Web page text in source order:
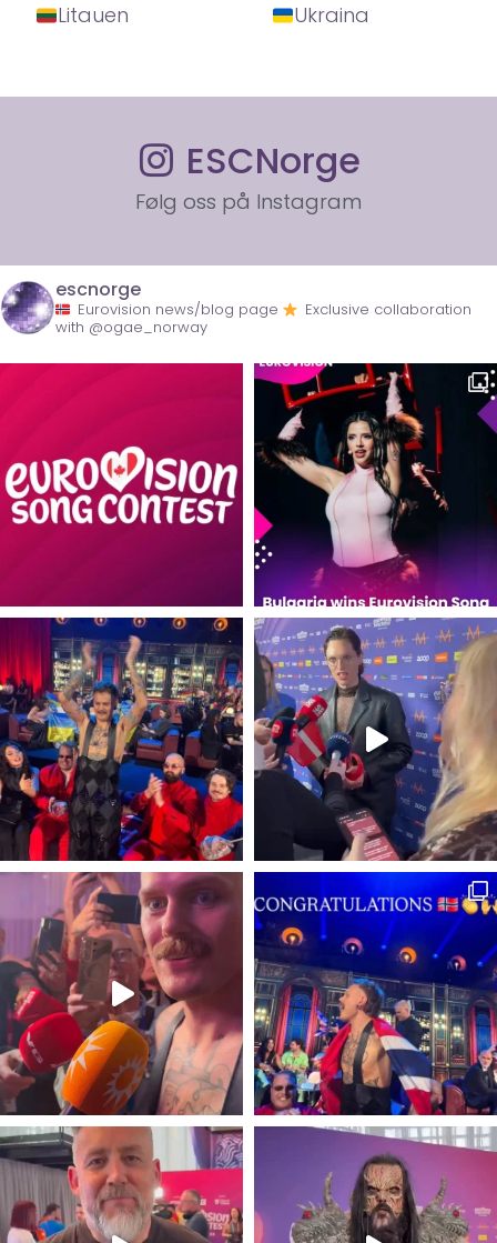
Litauen
Ukraina
ESCNorge
Følg oss på Instagram
escnorge
Eurovision news/blog page
Exclusive collaboration
with @ogae_norway